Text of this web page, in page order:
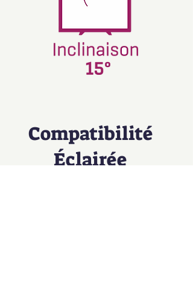
Compatibilité
Éclairée